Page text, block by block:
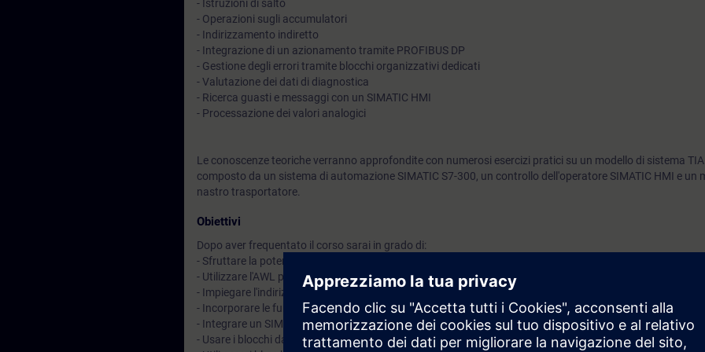
- Istruzioni di salto
- Operazioni sugli accumulatori
- Indirizzamento indiretto
- Integrazione di un azionamento tramite PROFIBUS DP
- Gestione degli errori tramite blocchi organizzativi dedicati
- Valutazione dei dati di diagnostica
- Ricerca guasti e messaggi con un SIMATIC HMI
- Processazione dei valori analogici
Le conoscenze teoriche verranno approfondite con numerosi esercizi pratici su un modello di sistema
composto da un sistema di automazione SIMATIC S7-300, un controllo dell'operatore SIMATIC HMI e un
nastro trasportatore.
Obiettivi
Dopo aver frequentato il corso sarai in grado di:
- Sfruttare la potenza delle librerie di blocchi e funzioni
- Utilizzare l'AWL per lo sviluppo di programmi avanzati
- Impiegare l'indirizzamento indiretto in un programma
- Incorporare le funzioni di sistema (SFC) in un programma
- Integrare un SIMATIC HMI e un azionamento SINAMICS con il PLC
- Usare i blocchi dati di istanza e di multi-istanza